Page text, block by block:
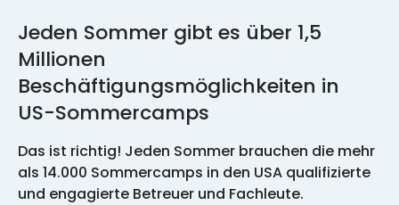
Jeden Sommer gibt es über 1,5
Millionen
Beschäftigungsmöglichkeiten in
US-Sommercamps
Das ist richtig! Jeden Sommer brauchen die mehr
als 14.000 Sommercamps in den USA qualifizierte
und engagierte Betreuer und Fachleute.